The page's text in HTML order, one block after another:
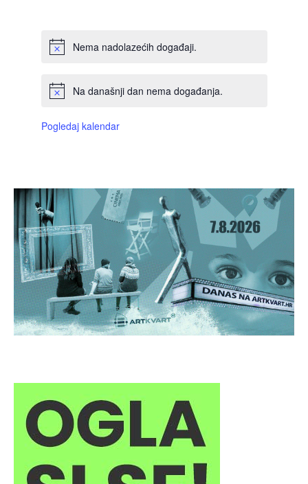
Nema nadolazećih događaji.
Na današnji dan nema događanja.
Pogledaj kalendar